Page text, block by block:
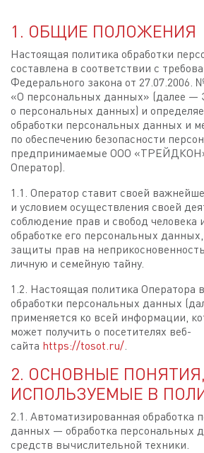
1. ОБЩИЕ ПОЛОЖЕНИЯ
Настоящая политика обработки
составлена в соответствии с
Федерального закона от 27.07.2006.
«О персональных данных» (далее —
о персональных данных) и
обработки персональных данных и
по обеспечению безопасности
предпринимаемые OOO
Оператор).
1.1. Оператор ставит своей
и условием осуществления своей
соблюдение прав и свобод человека
обработке его персональных
защиты прав на
личную и семейную тайну.
1.2. Настоящая политика Оператора
обработки персональных данных
применяется ко всей информации,
может получить о посетителях веб-
сайта https://tosot.ru/.
2. ОСНОВНЫЕ ПОНЯТИЯ,
ИСПОЛЬЗУЕМЫЕ В
2.1. Автоматизированная обработка
данных — обработка персональных
средств вычислительной техники.